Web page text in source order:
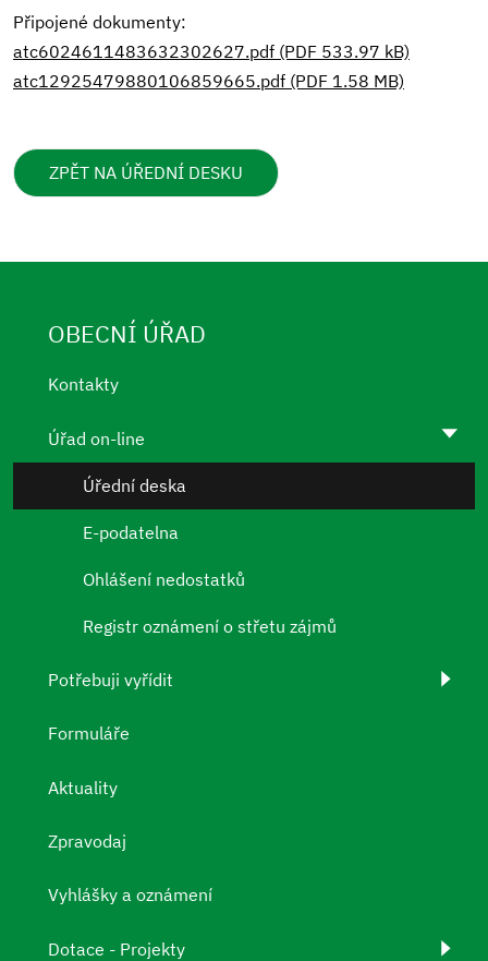
Připojené dokumenty:
atc6024611483632302627.pdf (PDF 533.97 kB)
atc12925479880106859665.pdf (PDF 1.58 MB)
ZPĚT NA ÚŘEDNÍ DESKU
OBECNÍ ÚŘAD
Kontakty
Úřad on-line
Úřední deska
E-podatelna
Ohlášení nedostatků
Registr oznámení o střetu zájmů
Potřebuji vyřídit
Formuláře
Aktuality
Zpravodaj
Vyhlášky a oznámení
Dotace - Projekty